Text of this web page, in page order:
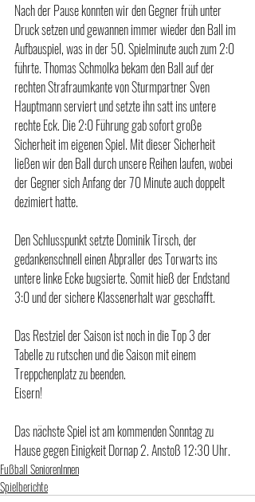
Nach der Pause konnten wir den Gegner früh unter
Druck setzen und gewannen immer wieder den Ball im
Aufbauspiel, was in der 50. Spielminute auch zum 2:0
führte. Thomas Schmolka bekam den Ball auf der
rechten Strafraumkante von Sturmpartner Sven
Hauptmann serviert und setzte ihn satt ins untere
rechte Eck. Die 2:0 Führung gab sofort große
Sicherheit im eigenen Spiel. Mit dieser Sicherheit
ließen wir den Ball durch unsere Reihen laufen, wobei
der Gegner sich Anfang der 70 Minute auch doppelt
dezimiert hatte.
Den Schlusspunkt setzte Dominik Tirsch, der
gedankenschnell einen Abpraller des Torwarts ins
untere linke Ecke bugsierte. Somit hieß der Endstand
3:0 und der sichere Klassenerhalt war geschafft.
Das Restziel der Saison ist noch in die Top 3 der
Tabelle zu rutschen und die Saison mit einem
Treppchenplatz zu beenden.
Eisern!
Das nächste Spiel ist am kommenden Sonntag zu
Hause gegen Einigkeit Dornap 2. Anstoß 12:30 Uhr.
Fußball SeniorenInnen
Spielberichte